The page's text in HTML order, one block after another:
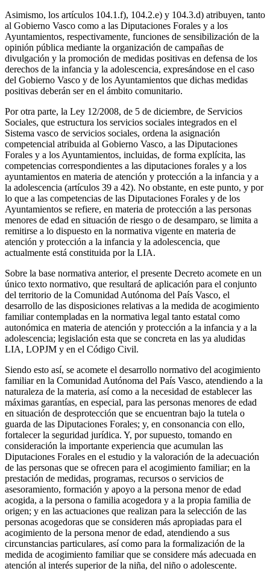
Asimismo, los artículos 104.1.f), 104.2.e) y 104.3.d) atribuyen, tanto
al Gobierno Vasco como a las Diputaciones Forales y a los
Ayuntamientos, respectivamente, funciones de sensibilización de la
opinión pública mediante la organización de campañas de
divulgación y la promoción de medidas positivas en defensa de los
derechos de la infancia y la adolescencia, expresándose en el caso
del Gobierno Vasco y de los Ayuntamientos que dichas medidas
positivas deberán ser en el ámbito comunitario.
Por otra parte, la Ley 12/2008, de 5 de diciembre, de Servicios
Sociales, que estructura los servicios sociales integrados en el
Sistema vasco de servicios sociales, ordena la asignación
competencial atribuida al Gobierno Vasco, a las Diputaciones
Forales y a los Ayuntamientos, incluidas, de forma explícita, las
competencias correspondientes a las diputaciones forales y a los
ayuntamientos en materia de atención y protección a la infancia y a
la adolescencia (artículos 39 a 42). No obstante, en este punto, y por
lo que a las competencias de las Diputaciones Forales y de los
Ayuntamientos se refiere, en materia de protección a las personas
menores de edad en situación de riesgo o de desamparo, se limita a
remitirse a lo dispuesto en la normativa vigente en materia de
atención y protección a la infancia y la adolescencia, que
actualmente está constituida por la LIA.
Sobre la base normativa anterior, el presente Decreto acomete en un
único texto normativo, que resultará de aplicación para el conjunto
del territorio de la Comunidad Autónoma del País Vasco, el
desarrollo de las disposiciones relativas a la medida de acogimiento
familiar contempladas en la normativa legal tanto estatal como
autonómica en materia de atención y protección a la infancia y a la
adolescencia; legislación esta que se concreta en las ya aludidas
LIA, LOPJM y en el Código Civil.
Siendo esto así, se acomete el desarrollo normativo del acogimiento
familiar en la Comunidad Autónoma del País Vasco, atendiendo a la
naturaleza de la materia, así como a la necesidad de establecer las
máximas garantías, en especial, para las personas menores de edad
en situación de desprotección que se encuentran bajo la tutela o
guarda de las Diputaciones Forales; y, en consonancia con ello,
fortalecer la seguridad jurídica. Y, por supuesto, tomando en
consideración la importante experiencia que acumulan las
Diputaciones Forales en el estudio y la valoración de la adecuación
de las personas que se ofrecen para el acogimiento familiar; en la
prestación de medidas, programas, recursos o servicios de
asesoramiento, formación y apoyo a la persona menor de edad
acogida, a la persona o familia acogedora y a la propia familia de
origen; y en las actuaciones que realizan para la selección de las
personas acogedoras que se consideren más apropiadas para el
acogimiento de la persona menor de edad, atendiendo a sus
circunstancias particulares, así como para la formalización de la
medida de acogimiento familiar que se considere más adecuada en
atención al interés superior de la niña, del niño o adolescente.